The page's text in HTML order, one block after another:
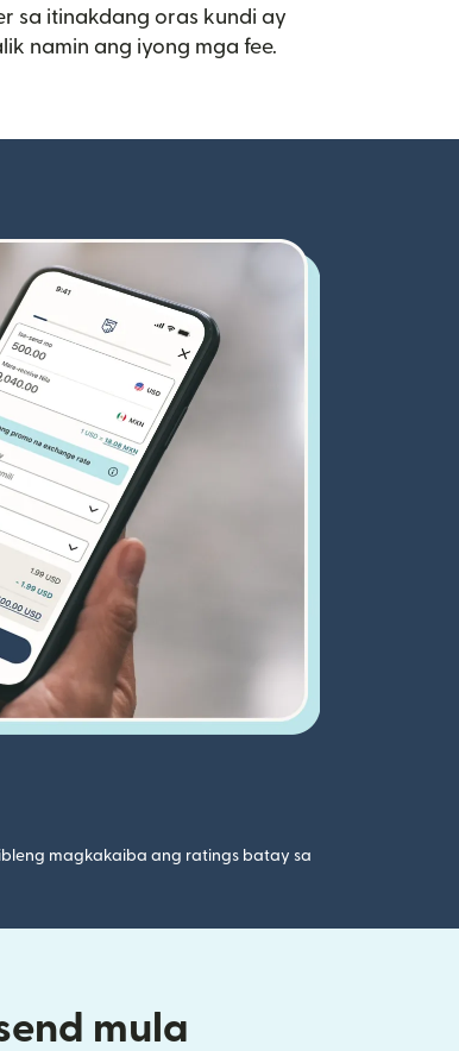
sa itinakdang oras kundi ay
namin ang iyong mga fee.
magkakaiba ang ratings batay sa
mula